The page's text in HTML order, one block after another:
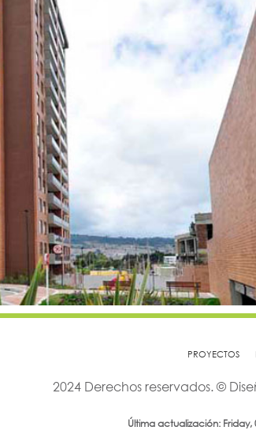
PROYECTOS
2024 Derechos reservados. ©
Última actualización: